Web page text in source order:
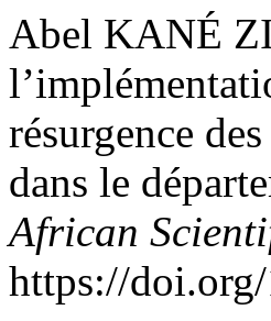
Abel KANÉ
résurgence
dans le
African
https://